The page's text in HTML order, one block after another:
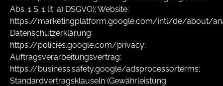
Abs. 1 S. 1 lit. a) DSGVO); Website:
https://marketingplatform.google.com/intl/de/about/
Datenschutzerklärung:
https://policies.google.com/privacy;
Auftragsverarbeitungsvertrag:
https://business.safety.google/adsprocessorterms;
Standardvertragsklauseln (Gewährleistung